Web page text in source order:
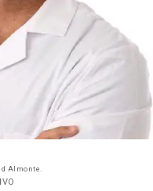
Almonte.